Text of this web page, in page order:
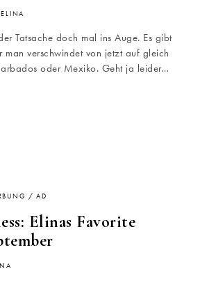
ELINA
Tatsache doch mal ins Auge. Es gibt
man verschwindet von jetzt auf gleich
oder Mexiko. Geht ja leider…
/ AD
Elinas Favorite